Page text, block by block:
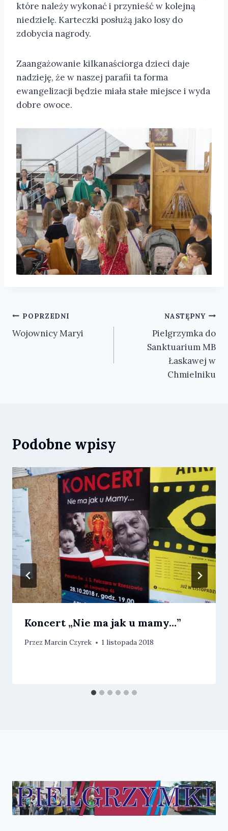
które należy wykonać i przynieść w kolejną
niedzielę. Karteczki posłużą jako losy do
zdobycia nagrody.
Zaangażowanie kilkanaściorga dzieci daje
nadzieję, że w naszej parafii ta forma
ewangelizacji będzie miała stałe miejsce i wyda
dobre owoce.
Nawigacja
wpisu
POPRZEDNI
Wojownicy Maryi
NASTĘPNY
Pielgrzymka do
Sanktuarium MB
Łaskawej w
Chmielniku
Podobne wpisy
Koncert „Nie ma jak u mamy…”
Przez Marcin Czyrek 1 listopada 2018